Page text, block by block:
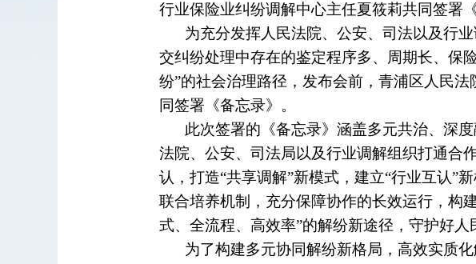
行业保险业纠纷调解中心主任夏筱莉共同签署《
为充分发挥人民法院、公安、司法以及行
交纠纷处理中存在的鉴定程序多、周期长、保
纷”的社会治理路径，发布会前，青浦区人民
同签署《备忘录》。
此次签署的《备忘录》涵盖多元共治、深
法院、公安、司法局以及行业调解组织打通合
认，打造“共享调解”新模式，建立“行业互认”
联合培养机制，充分保障协作的长效运行，构
式、全流程、高效率”的解纷新途径，守护好人
为了构建多元协同解纷新格局，高效实质